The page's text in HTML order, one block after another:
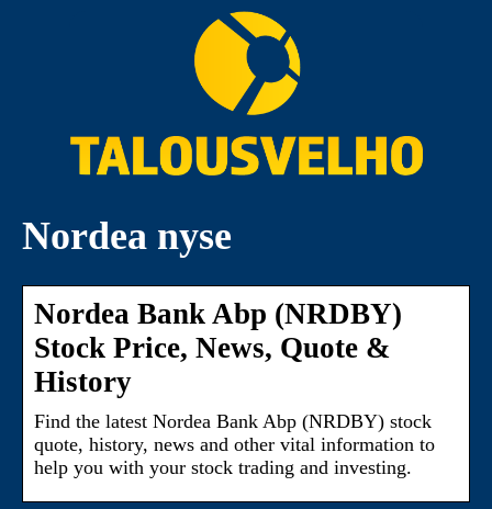
Nordea nyse
Nordea Bank Abp (NRDBY)
Stock Price, News, Quote &
History
Find the latest Nordea Bank Abp (NRDBY) stock
quote, history, news and other vital information to
help you with your stock trading and investing.